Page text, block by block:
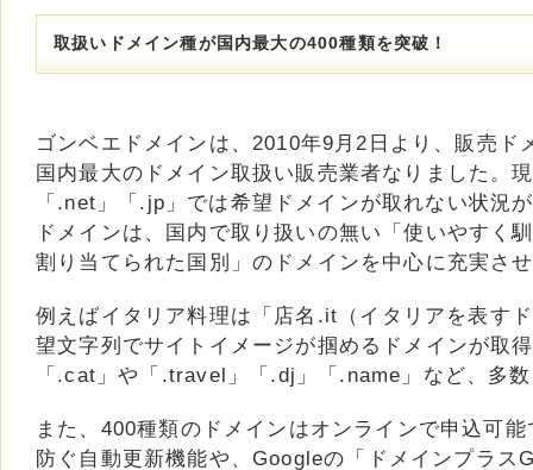
取扱いドメイン種が国内最大の400種類を突破！
ゴンベエドメインは、2010年9月2日より、販売ド
国内最大のドメイン取扱い販売業者なりました。
「.net」「.jp」では希望ドメインが取れない状況
ドメインは、国内で取り扱いの無い「使いやすく
割り当てられた国別」のドメインを中心に充実さ
例えばイタリア料理は「店名.it（イタリアを表す
望文字列でサイトイメージが掴めるドメインが取
「.cat」や「.travel」「.dj」「.name」など、多
また、400種類のドメインはオンラインで申込可
防ぐ自動更新機能や、Googleの「ドメインプラス